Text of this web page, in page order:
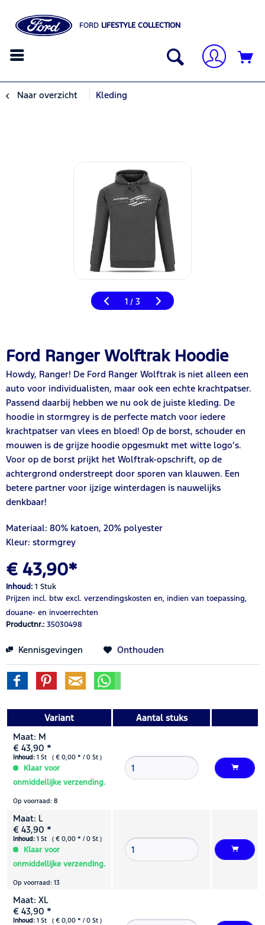
FORD LIFESTYLE COLLECTION
Naar overzicht Kleding
1 / 3
Ford Ranger Wolftrak Hoodie
Howdy, Ranger! De Ford Ranger Wolftrak is niet alleen een
auto voor individualisten, maar ook een echte krachtpatser.
Passend daarbij hebben we nu ook de juiste kleding. De
hoodie in stormgrey is de perfecte match voor iedere
krachtpatser van vlees en bloed! Op de borst, schouder en
mouwen is de grijze hoodie opgesmukt met witte logo’s.
Voor op de borst prijkt het Wolftrak-opschrift, op de
achtergrond onderstreept door sporen van klauwen. Een
betere partner voor ijzige winterdagen is nauwelijks
denkbaar!
Materiaal: 80% katoen, 20% polyester
Kleur: stormgrey
€ 43,90*
Inhoud: 1 Stuk
Prijzen incl. btw excl. verzendingskosten en, indien van toepassing,
douane- en invoerrechten
Productnr.: 35030498
Kennisgevingen Onthouden
Variant
Aantal stuks
Maat: M
€ 43,90 *
Inhoud: 1 St ( € 0,00 * / 0 St )
Klaar voor
onmiddellijke verzending.
Op voorraad: 8
Maat: L
€ 43,90 *
Inhoud: 1 St ( € 0,00 * / 0 St )
Klaar voor
onmiddellijke verzending.
Op voorraad: 13
Maat: XL
€ 43,90 *
Inhoud: 1 St ( € 0,00 * / 0 St )